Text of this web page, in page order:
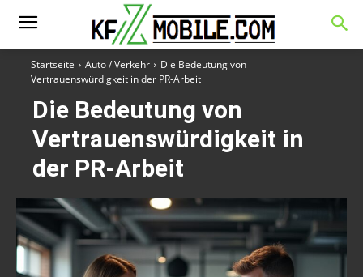
Startseite Auto / Verkehr
Die Bedeutung von
Vertrauenswürdigkeit in der PR-Arbeit
Die Bedeutung von
Vertrauenswürdigkeit in
der PR-Arbeit